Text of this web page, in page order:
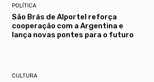
POLÍTICA
São Brás de Alportel reforça
cooperação com a Argentina e
lança novas pontes para o futuro
CULTURA